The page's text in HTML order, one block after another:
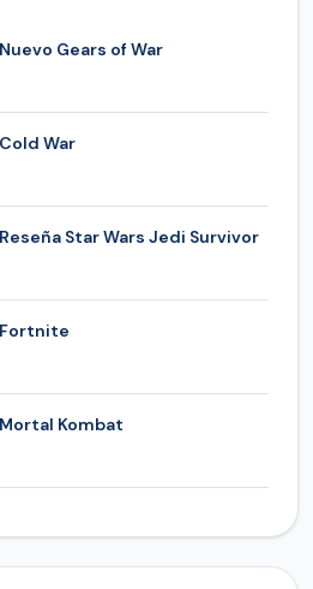
Gears of War
War
Star Wars Jedi Survivor
Kombat